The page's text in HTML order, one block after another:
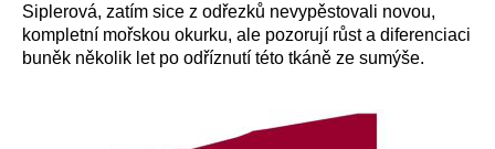
Siplerová, zatím sice z odřezků nevypěstovali novou,
kompletní mořskou okurku, ale pozorují růst a diferenciaci
buněk několik let po odříznutí této tkáně ze sumýše.